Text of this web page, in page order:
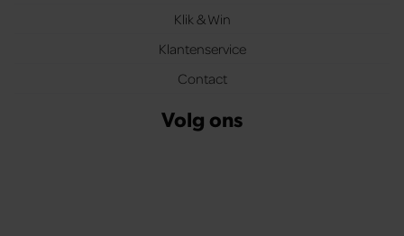
Klik & Win
Klantenservice
Contact
Volg ons